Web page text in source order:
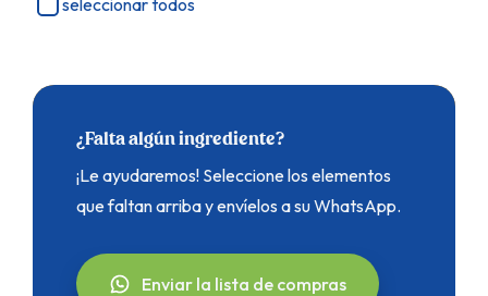
¿Falta algún ingrediente?
¡Le ayudaremos! Seleccione los elementos
que faltan arriba y envíelos a su WhatsApp.
Enviar la lista de compras